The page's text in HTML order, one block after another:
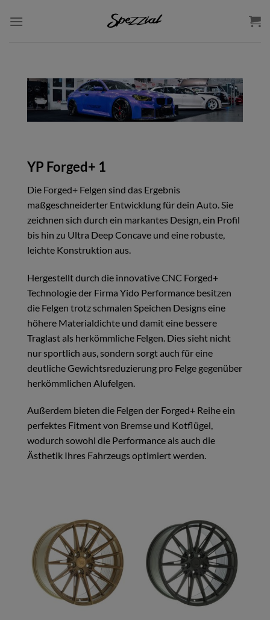
Inhalt
YP Forged+ 1
Die Forged+ Felgen sind das Ergebnis
maßgeschneiderter Entwicklung für dein Auto. Sie
zeichnen sich durch ein markantes Design, ein Profil
bis hin zu Ultra Deep Concave und eine robuste,
leichte Konstruktion aus.
Hergestellt durch die innovative CNC Forged+
Technologie der Firma Yido Performance besitzen
die Felgen trotz schmalen Speichen Designs eine
höhere Materialdichte und damit eine bessere
Traglast als herkömmliche Felgen. Dies sieht nicht
nur sportlich aus, sondern sorgt auch für eine
deutliche Gewichtsreduzierung pro Felge gegenüber
herkömmlichen Alufelgen.
Außerdem bieten die Felgen der Forged+ Reihe ein
perfektes Fitment von Bremse und Kotflügel,
wodurch sowohl die Performance als auch die
Ästhetik Ihres Fahrzeugs optimiert werden.